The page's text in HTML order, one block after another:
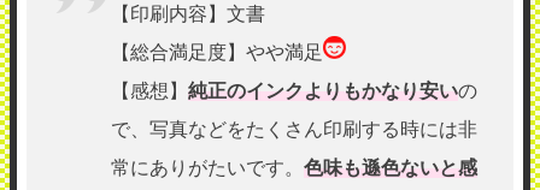
【印刷内容】文書
【総合満足度】やや満足
【感想】 純正のインクよりもかなり安いの
で、写真などをたくさん印刷する時には非
常にありがたいです。 色味も遜色ないと感